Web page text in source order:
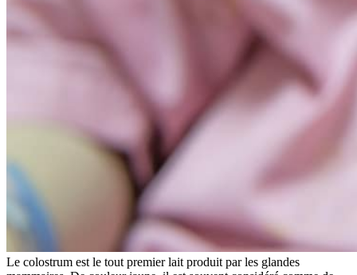
Le colostrum est le tout premier lait produit par les glandes